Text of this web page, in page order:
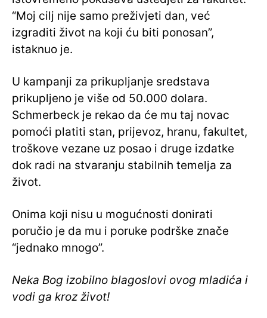
“Moj cilj nije samo preživjeti dan, već
izgraditi život na koji ću biti ponosan”,
istaknuo je.
U kampanji za prikupljanje sredstava
prikupljeno je više od 50.000 dolara.
Schmerbeck je rekao da će mu taj novac
pomoći platiti stan, prijevoz, hranu, fakultet,
troškove vezane uz posao i druge izdatke
dok radi na stvaranju stabilnih temelja za
život.
Onima koji nisu u mogućnosti donirati
poručio je da mu i poruke podrške znače
“jednako mnogo”.
Neka Bog izobilno blagoslovi ovog mladića i
vodi ga kroz život!